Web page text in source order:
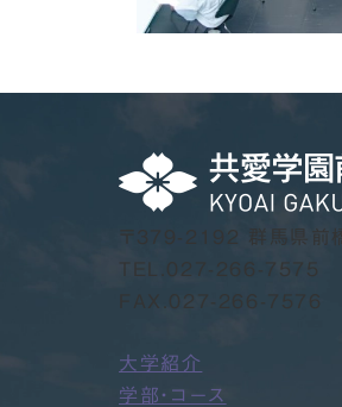
〒379-2192 群馬県前
027-266-7575
FAX.027-266-7576
大学紹介
学部・コース